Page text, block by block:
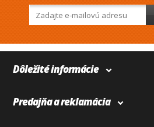
Dôležité informácie
Predajňa a reklamácia